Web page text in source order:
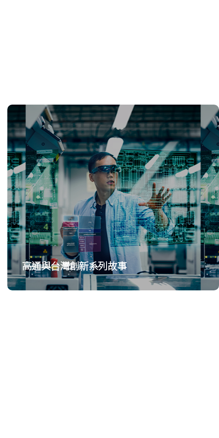
高通與台灣創新系列故事